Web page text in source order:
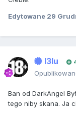
Edytowane 29
I3lu
Ban od DarkAngel
tego niby skana. Ja